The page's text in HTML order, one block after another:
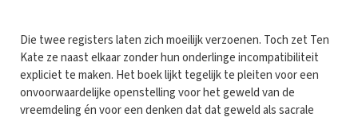
Die twee registers laten zich moeilijk verzoenen. Toch zet Ten
Kate ze naast elkaar zonder hun onderlinge incompatibiliteit
expliciet te maken. Het boek lijkt tegelijk te pleiten voor een
onvoorwaardelijke openstelling voor het geweld van de
vreemdeling én voor een denken dat dat geweld als sacrale